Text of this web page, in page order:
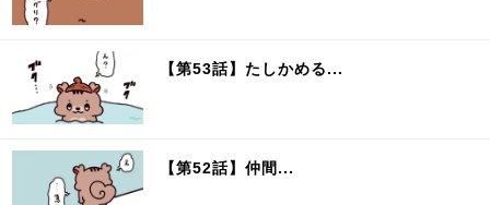
【第53話】たしかめる...
【第52話】仲間...